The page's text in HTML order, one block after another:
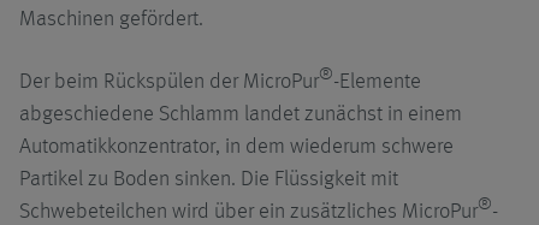
Maschinen gefördert.
Der beim Rückspülen der MicroPur®-Elemente
abgeschiedene Schlamm landet zunächst in einem
Automatikkonzentrator, in dem wiederum schwere
Partikel zu Boden sinken. Die Flüssigkeit mit
Schwebeteilchen wird über ein zusätzliches MicroPur®-